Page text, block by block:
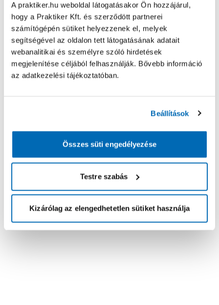
A praktiker.hu weboldal látogatásakor Ön hozzájárul,
hogy a Praktiker Kft. és szerződött partnerei
számítógépén sütiket helyezzenek el, melyek
segítségével az oldalon tett látogatásának adatait
webanalitikai és személyre szóló hirdetések
megjelenítése céljából felhasználják. Bővebb információ
az adatkezelési tájékoztatóban.
Beállítások
Összes süti engedélyezése
Testre szabás
Kizárólag az elengedhetetlen sütiket használja
Oldal újratöltése